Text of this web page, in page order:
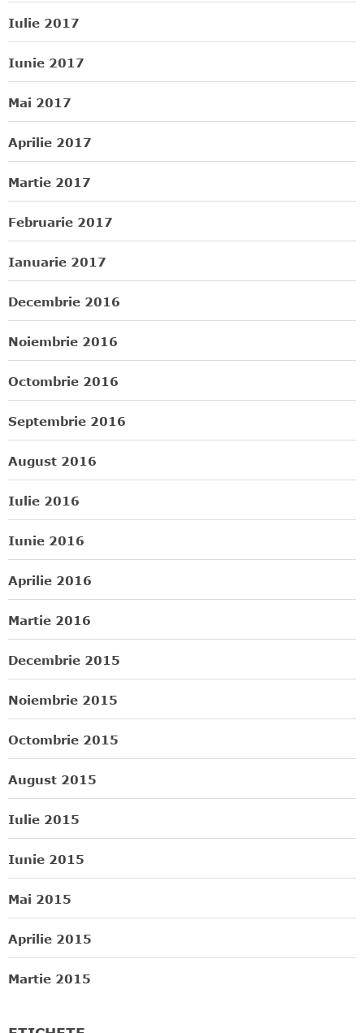
Iulie 2017
Iunie 2017
Mai 2017
Aprilie 2017
Martie 2017
Februarie 2017
Ianuarie 2017
Decembrie 2016
Noiembrie 2016
Octombrie 2016
Septembrie 2016
August 2016
Iulie 2016
Iunie 2016
Aprilie 2016
Martie 2016
Decembrie 2015
Noiembrie 2015
Octombrie 2015
August 2015
Iulie 2015
Iunie 2015
Mai 2015
Aprilie 2015
Martie 2015